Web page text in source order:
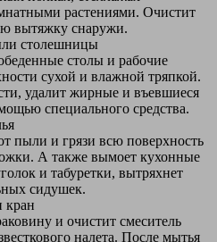
растениями. Очистит
вытяжку снаружи.
столешницы
столы и рабочие
сухой и влажной тряпкой.
удалит жирные и въевшиеся
специального средства.
пыли и грязи всю поверхность
А также вымоет кухонные
и табуретки, вытряхнет
сидушек.
кран
и очистит смеситель
налета. После мытья